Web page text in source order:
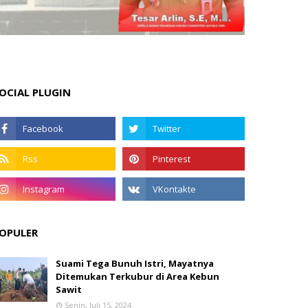
PLUGIN
Suami Tega Bunuh Istri, Mayatnya
Ditemukan Terkubur di Area Kebun
Sawit
Senin, Juli 15, 2024